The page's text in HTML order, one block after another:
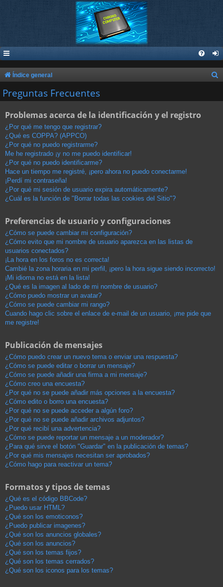
Índice general
s
Preguntas Frecuentes
Problemas acerca de la identificación y el registro
¿Por qué me tengo que registrar?
¿Qué es COPPA? (APPCO)
¿Por qué no puedo registrarme?
Me he registrado ¡y no me puedo identificar!
¿Por qué no puedo identificarme?
Hace un tiempo me registré, ¡pero ahora no puedo conectarme!
¡Perdí mi contraseña!
¿Por qué mi sesión de usuario expira automáticamente?
¿Cuál es la función de "Borrar todas las cookies del Sitio"?
Preferencias de usuario y configuraciones
¿Cómo se puede cambiar mi configuración?
¿Cómo evito que mi nombre de usuario aparezca en las listas de
usuarios conectados?
¡La hora en los foros no es correcta!
Cambié la zona horaria en mi perfil, ¡pero la hora sigue siendo incorrecto!
¡Mi idioma no está en la lista!
¿Qué es la imagen al lado de mi nombre de usuario?
¿Cómo puedo mostrar un avatar?
¿Cómo se puede cambiar mi rango?
Cuando hago clic sobre el enlace de e-mail de un usuario, ¡me pide que
me registre!
Publicación de mensajes
¿Cómo puedo crear un nuevo tema o enviar una respuesta?
¿Cómo se puede editar o borrar un mensaje?
¿Cómo se puede añadir una firma a mi mensaje?
¿Cómo creo una encuesta?
¿Por qué no se puede añadir más opciones a la encuesta?
¿Cómo edito o borro una encuesta?
¿Por qué no se puede acceder a algún foro?
¿Por qué no se puede añadir archivos adjuntos?
¿Por qué recibí una advertencia?
¿Cómo se puede reportar un mensaje a un moderador?
¿Para qué sirve el botón "Guardar" en la publicación de temas?
¿Por qué mis mensajes necesitan ser aprobados?
¿Cómo hago para reactivar un tema?
Formatos y tipos de temas
¿Qué es el código BBCode?
¿Puedo usar HTML?
¿Qué son los emoticonos?
¿Puedo publicar imagenes?
¿Qué son los anuncios globales?
¿Qué son los anuncios?
¿Qué son los temas fijos?
¿Qué son los temas cerrados?
¿Qué son los iconos para los temas?